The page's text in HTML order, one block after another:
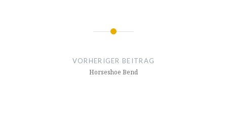
Beitragsnavigation
VORHERIGER BEITRAG
Horseshoe Bend